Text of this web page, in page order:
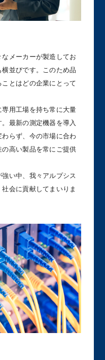
メーカーが製造してお
並びです。このため品
とはどの企業にとって
用工場を持ち常に大量
最新の測定機器を導入
らず、今の市場に合わ
高い製品を常にご提供
い中、我々アルプシス
会に貢献してまいりま